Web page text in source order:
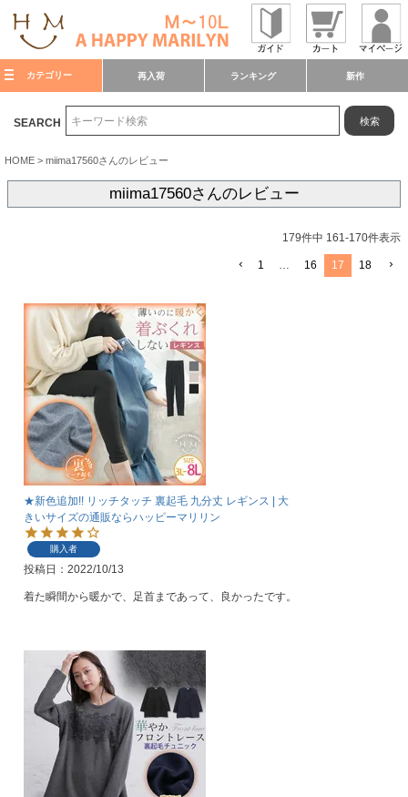
カテゴリー 再入荷 ランキング 新作
SEARCH 検索
HOME miima17560さんのレビュー
miima17560さんのレビュー
179件中 161-170件表示
1 … 16 17 18
★新色追加!! リッチタッチ 裏起毛 九分丈 レギンス | 大
きいサイズの通販ならハッピーマリリン
購入者
投稿日 2022/10/13